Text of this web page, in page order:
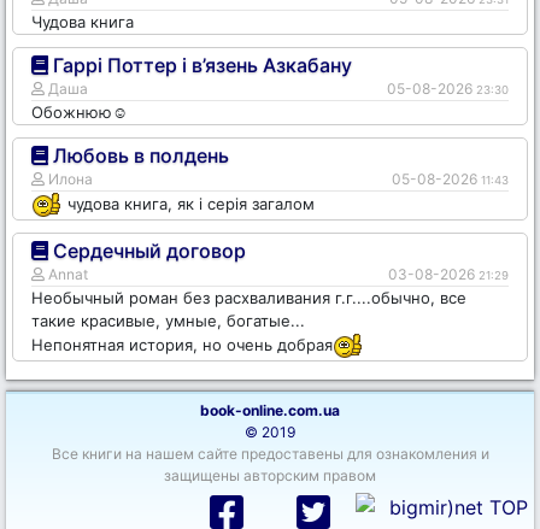
Чудова книга
Гаррі Поттер і в’язень Азкабану
Даша 05-08-2026 23:30
Обожнюю☺️
Любовь в полдень
Илона 05-08-2026 11:43
чудова книга, як і серія загалом
Сердечный договор
Annat 03-08-2026 21:29
Необычный роман без расхваливания г.г....обычно, все
такие красивые, умные, богатые...
Непонятная история, но очень добрая
book-online.com.ua
© 2019
Все книги на нашем сайте предоставены для ознакомления и
защищены авторским правом